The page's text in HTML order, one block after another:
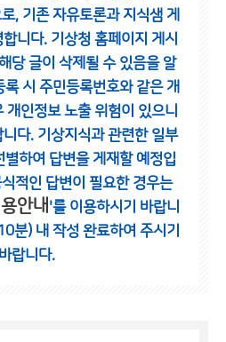
, 기존 자유토론과 지식샘 게
합니다. 기상청 홈페이지 게시
당 글이 삭제될 수 있음을 알
록 시 주민등록번호와 같은 개
개인정보 노출 위험이 있으니
니다. 기상지식과 관련한 일부
하여 답변을 게재할 예정입
적인 답변이 필요한 경우는
안내 '를 이용하시기 바랍니
분) 내 작성 완료하여 주시기
바랍니다.